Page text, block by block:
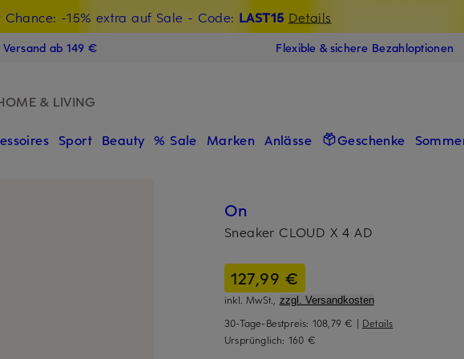
Chance: -15% extra auf Sale - Code: LAST15 Details
Willkommensgutschein mit Beyond sichern
ab 149 € Flexible & sichere Bezahloptionen
& LIVING
Sport Beauty % Sale Marken Anlässe Geschenke
On
Sneaker CLOUD X 4 AD
127,99 €
inkl. MwSt., zzgl. Versandkosten
30-Tage-Bestpreis: 108,79 € | Details
Ursprünglich: 160 €